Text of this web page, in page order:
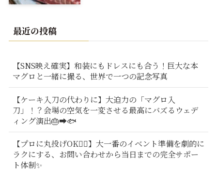
最近の投稿
【SNS映え確実】和装にもドレスにも合う！巨大な本
マグロと一緒に撮る、世界で一つの記念写真
【ケーキ入刀の代わりに】大迫力の「マグロ入
刀」！？会場の空気を一変させる最高にバズるウェデ
ィング演出🎂➡️🐟
【プロに丸投げOK🙆‍♂️】大一番のイベント準備を劇的に
ラクにする、お問い合わせから当日までの完全サポー
ト体制✨